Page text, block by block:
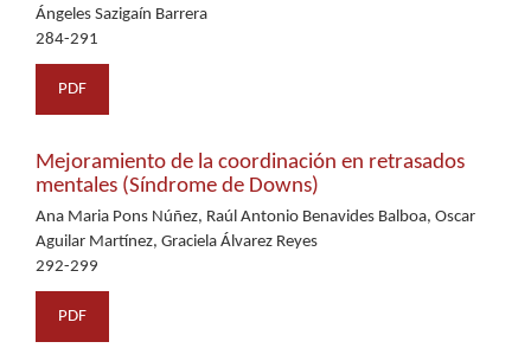
Ángeles Sazigaín Barrera
284-291
PDF
Mejoramiento de la coordinación en retrasados
mentales (Síndrome de Downs)
Ana Maria Pons Núñez, Raúl Antonio Benavides Balboa, Oscar
Aguilar Martínez, Graciela Álvarez Reyes
292-299
PDF